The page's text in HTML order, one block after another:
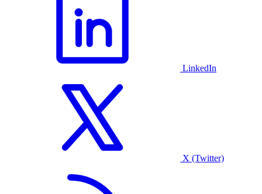
LinkedIn
X (Twitter)